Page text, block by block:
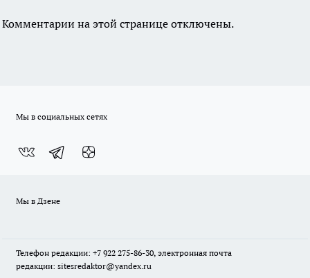
Комментарии на этой странице отключены.
Мы в социальных сетях
Мы в Дзене
Телефон редакции: +7 922 275-86-30, электронная почта
редакции: sitesredaktor@yandex.ru